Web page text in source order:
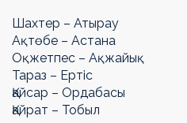
Шахтер – Атырау
Ақтөбе – Астана
Оқжетпес – Ақжайық
Тараз – Ертіс
Қайсар – Ордабасы
Қайрат – Тобыл